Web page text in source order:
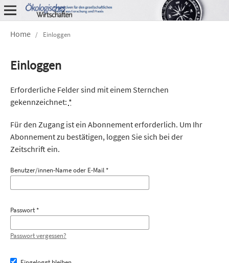
Home / Einloggen
Einloggen
Erforderliche Felder sind mit einem Sternchen
gekennzeichnet: *
Für den Zugang ist ein Abonnement erforderlich. Um Ihr
Abonnement zu bestätigen, loggen Sie sich bei der
Zeitschrift ein.
Benutzer/innen-Name oder E-Mail *
Passwort *
Passwort vergessen?